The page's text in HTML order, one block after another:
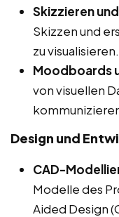
Skizzieren
Skizzen und
zu visualisieren.
Moodboards
von visuellen
Design und
CAD-
Modelle des
Aided Design